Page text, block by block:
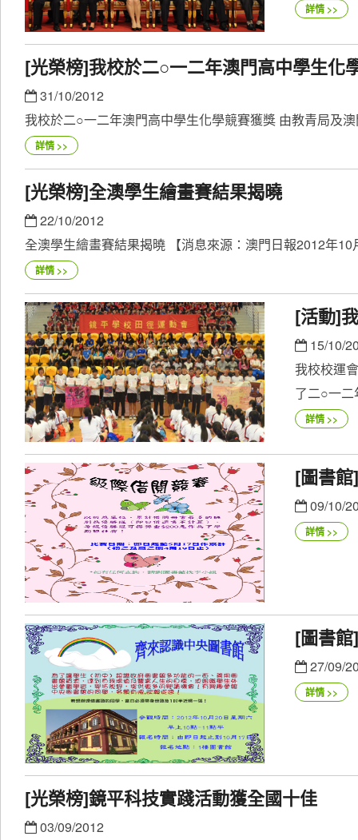
詳情 >>
[光榮榜]我校於二○一二年澳門高中學生化
31/10/2012
我校於二○一二年澳門高中學生化學競賽獲獎 由教青局及
詳情 >>
[光榮榜]全澳學生繪畫賽結果揭曉
22/10/2012
全澳學生繪畫賽結果揭曉 【消息來源：澳門日報2012年
詳情 >>
[活動]
15/10/
我校校運
了二○一二
詳情 >>
[圖書
09/10/
詳情 >>
[圖書
27/09/
詳情 >>
[光榮榜]鏡平科技實踐活動獲全國十佳
03/09/2012